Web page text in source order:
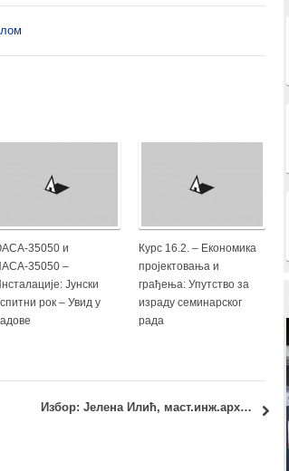
35050 и
35050 –
Јунски
рок – Увид у
Курс 16.2. – Економика
пројектовања и
грађења: Упутство за
израду семинарског
рада
Избор: Јелена Илић, маст.инж.арх. и Снежана Златковић, маст.инж.арх.